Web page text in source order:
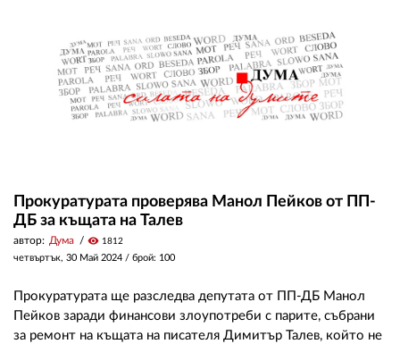
Прокуратурата проверява Манол Пейков от ПП-
ДБ за къщата на Талев
автор: Дума visibility 1812
четвъртък, 30 Май 2024 / брой: 100
Прокуратурата ще разследва депутата от ПП-ДБ Манол
Пейков заради финансови злоупотреби с парите, събрани
за ремонт на къщата на писателя Димитър Талев, който не